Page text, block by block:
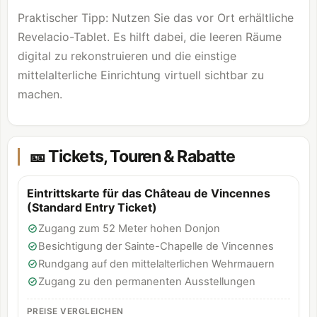
Praktischer Tipp: Nutzen Sie das vor Ort erhältliche
Revelacio-Tablet. Es hilft dabei, die leeren Räume
digital zu rekonstruieren und die einstige
mittelalterliche Einrichtung virtuell sichtbar zu
machen.
🎫 Tickets, Touren & Rabatte
Eintrittskarte für das Château de Vincennes
(Standard Entry Ticket)
Zugang zum 52 Meter hohen Donjon
Besichtigung der Sainte-Chapelle de Vincennes
Rundgang auf den mittelalterlichen Wehrmauern
Zugang zu den permanenten Ausstellungen
PREISE VERGLEICHEN